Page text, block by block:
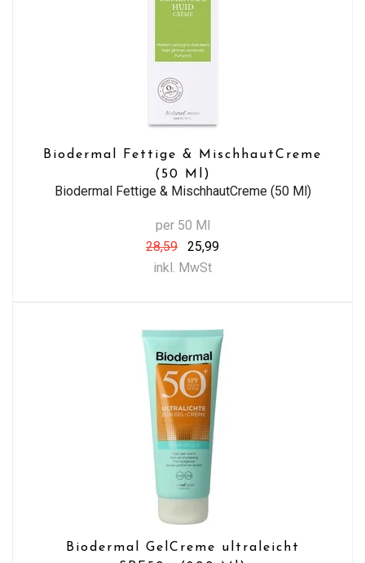
Biodermal Fettige & MischhautCreme
(50 Ml)
Biodermal Fettige & MischhautCreme (50 Ml)
per 50 Ml
28,59
25,99
inkl. MwSt
Biodermal GelCreme ultraleicht